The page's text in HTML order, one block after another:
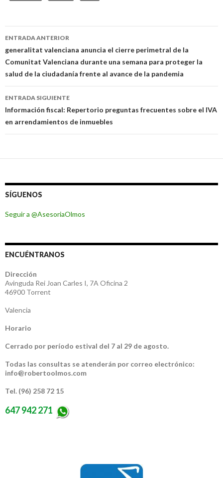
Navegación
de
entradas
ENTRADA ANTERIOR
generalitat valenciana anuncia el cierre perimetral de la
Comunitat Valenciana durante una semana para proteger la
salud de la ciudadanía frente al avance de la pandemia
ENTRADA SIGUIENTE
Información fiscal: Repertorio preguntas frecuentes sobre el IVA
en arrendamientos de inmuebles
SÍGUENOS
Seguir a @AsesoriaOlmos
ENCUÉNTRANOS
Dirección
Avinguda Rei Joan Carles I, 7A Oficina 2
46900 Torrent
Valencia
Horario
Cerrado por período estival del 7 al 29 de agosto.
Todas las consultas se atenderán por correo electrónico:
info@robertoolmos.com
Tel. (96) 258 72 15
647 942 271